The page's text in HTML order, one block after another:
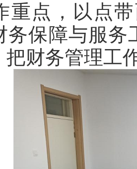
重点，以点
务保障与服务
把财务管理工